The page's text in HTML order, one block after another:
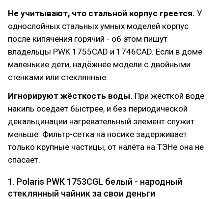
Не учитывают, что стальной корпус греется. У
однослойных стальных умных моделей корпус
после кипячения горячий - об этом пишут
владельцы PWK 1755CAD и 1746CAD. Если в доме
маленькие дети, надёжнее модели с двойными
стенками или стеклянные.
Игнорируют жёсткость воды. При жёсткой воде
накипь оседает быстрее, и без периодической
декальцинации нагревательный элемент служит
меньше. Фильтр-сетка на носике задерживает
только крупные частицы, от налёта на ТЭНе она не
спасает.
1. Polaris PWK 1753CGL белый - народный
стеклянный чайник за свои деньги